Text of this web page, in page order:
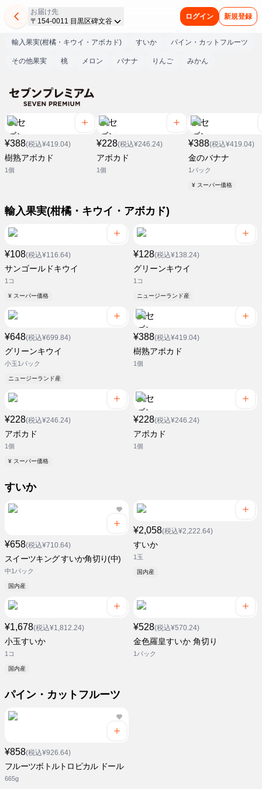
お届け先
〒154-0011 目黒区碑文谷
ログイン 新規登録
輸入果実(柑橘・キウイ・アボカド) すいか パイン・カットフルーツ
その他果実 桃 メロン バナナ りんご みかん
¥388(税込¥419.04)
樹熟アボカド
1個
¥228(税込¥246.24)
アボカド
1個
¥388(税込¥419.04)
金のバナナ
1パック
¥ スーパー価格
輸入果実(柑橘・キウイ・アボカド)
¥108(税込¥116.64)
サンゴールドキウイ
1コ
¥ スーパー価格
¥128(税込¥138.24)
グリーンキウイ
1コ
ニュージーランド産
¥648(税込¥699.84)
グリーンキウイ
小玉1パック
ニュージーランド産
¥388(税込¥419.04)
樹熟アボカド
1個
¥228(税込¥246.24)
アボカド
1個
¥ スーパー価格
¥228(税込¥246.24)
アボカド
1個
すいか
¥658(税込¥710.64)
スイーツキング すいか角切り(中)
中1パック
国内産
¥2,058(税込¥2,222.64)
すいか
1玉
国内産
¥1,678(税込¥1,812.24)
小玉すいか
1コ
国内産
¥528(税込¥570.24)
金色羅皇すいか 角切り
1パック
パイン・カットフルーツ
¥858(税込¥926.64)
フルーツボトルトロピカル ドール
665g